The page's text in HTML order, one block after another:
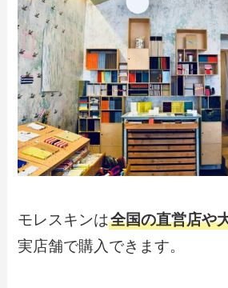
モレスキンは全国の直営店や
実店舗で購入できます。